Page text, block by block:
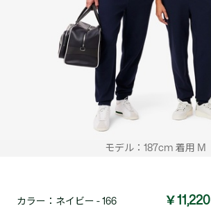
モデル：187cm 着用 M
カラー： ネイビー - 166 ￥11,220